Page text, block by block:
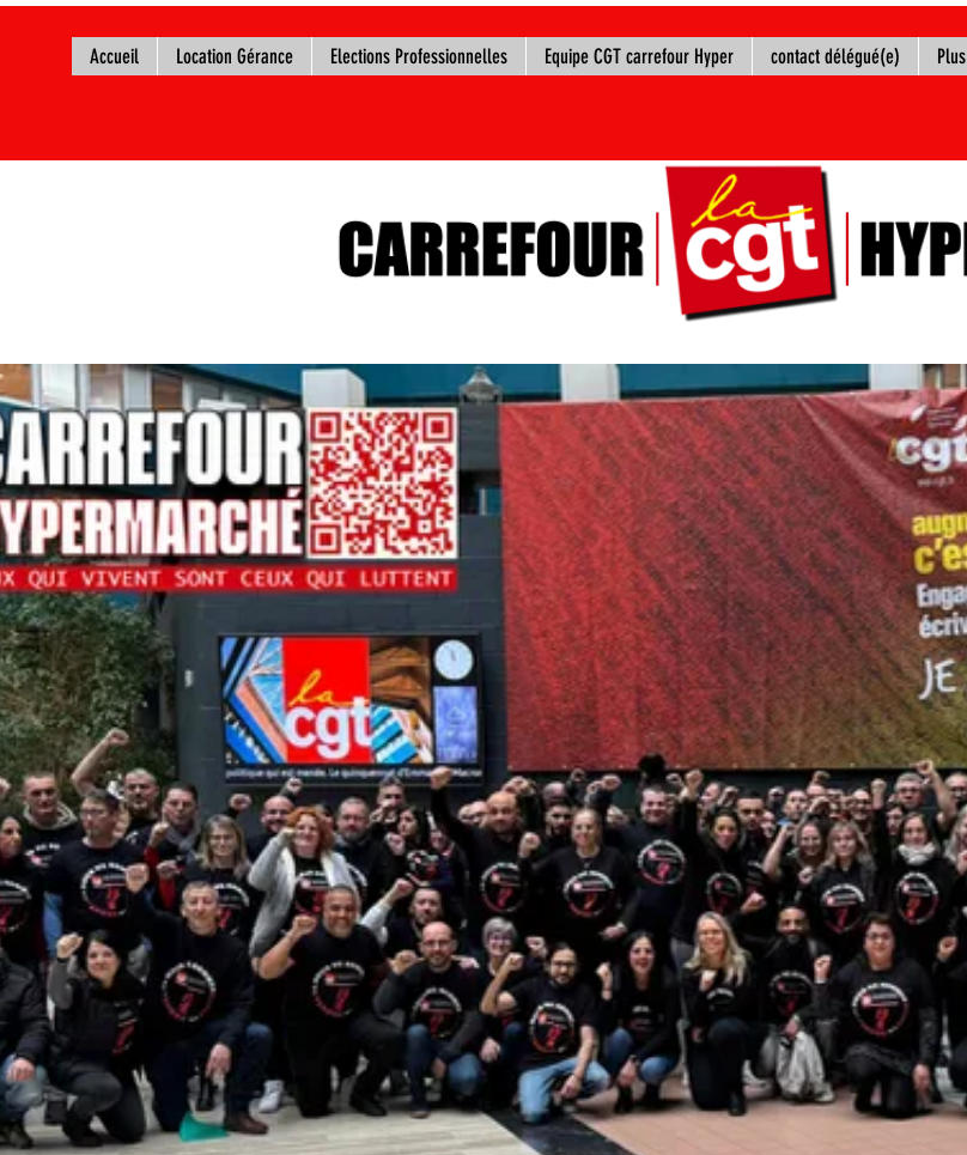
Accueil Location Gérance Elections Professionnelles Equipe CGT carrefour Hyper contact délégué(e) Plus